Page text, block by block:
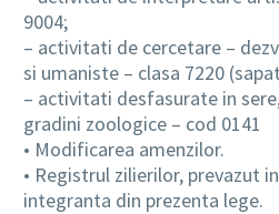
9004;
– activitati de cercetare –
si umaniste – clasa 7220
– activitati desfasurate in
gradini zoologice – cod 0141
• Modificarea amenzilor.
• Registrul zilierilor, prevazut
integranta din prezenta lege.